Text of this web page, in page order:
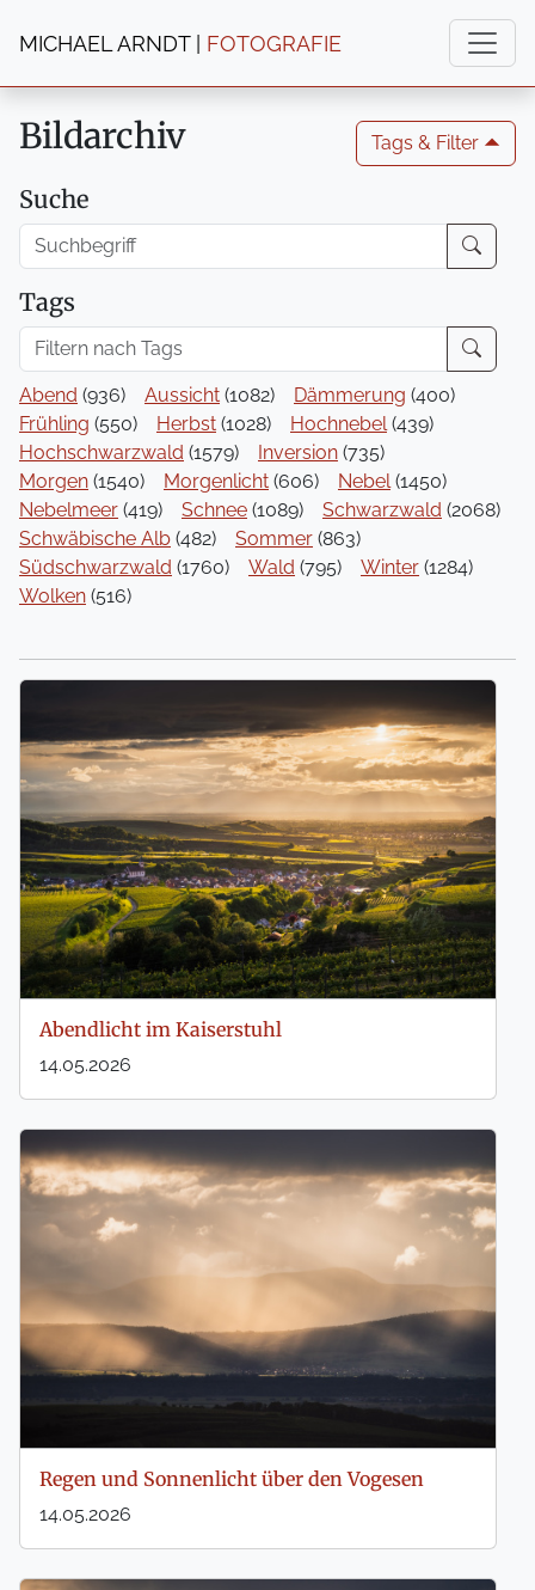
MICHAEL ARNDT | FOTOGRAFIE
Bildarchiv Tags & Filter 🞁
Suche
Tags
Abend (936) Aussicht (1082) Dämmerung (400)
Frühling (550) Herbst (1028) Hochnebel(439)
Hochschwarzwald (1579) Inversion (735)
Morgen (1540) Morgenlicht (606) Nebel(1450)
Nebelmeer (419) Schnee (1089) Schwarzwald (2068)
Schwäbische Alb (482) Sommer (863)
Südschwarzwald (1760) Wald (795) Winter (1284)
Wolken (516)
Abendlicht im Kaiserstuhl
14.05.2026
Regen und Sonnenlicht über den Vogesen
14.05.2026